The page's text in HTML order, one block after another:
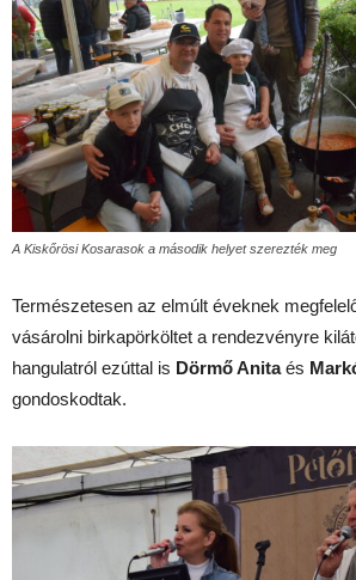
A Kiskőrösi Kosarasok a második helyet szerezték meg
Természetesen az elmúlt éveknek
vásárolni birkapörköltet a rendezvényre
hangulatról ezúttal is Dörmő Anitaés
gondoskodtak.